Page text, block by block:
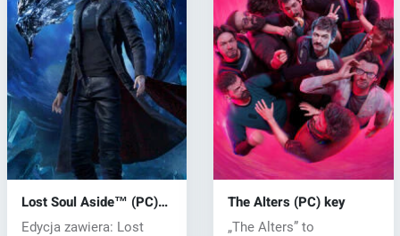
Lost Soul Aside™ (PC)
key
Edycja zawiera: Lost
The Alters (PC) key
„The Alters” to